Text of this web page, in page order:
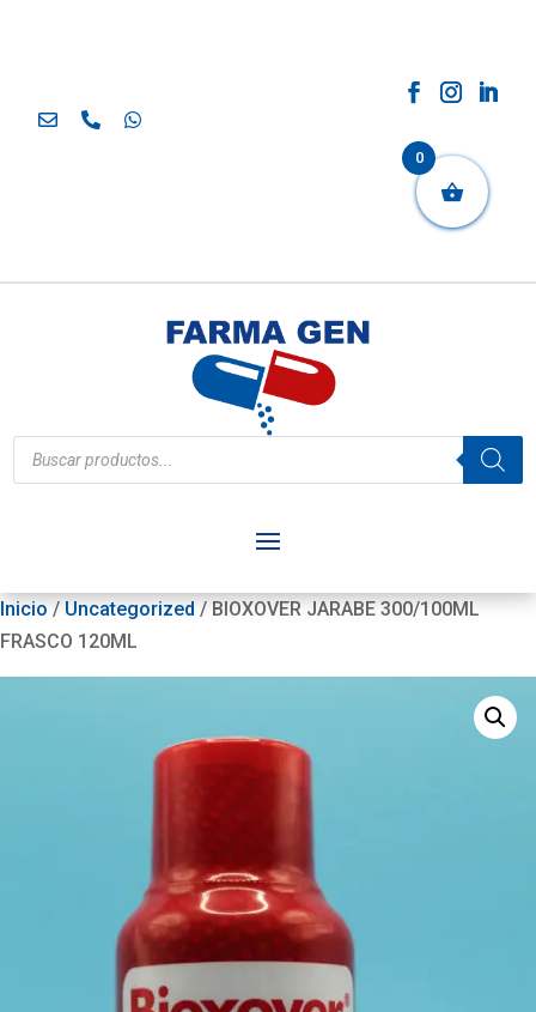
Búsqueda
de
productos
Inicio / Uncategorized / BIOXOVER JARABE 300/100ML
FRASCO 120ML
0